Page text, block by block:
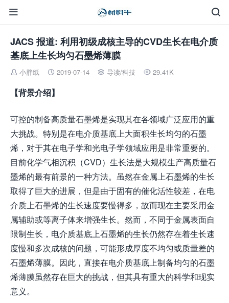


JACS 报道: 利用初级成核主导的CVD生长在电介质
基底上生长均匀石墨烯薄膜
 小胖纸  2019-07-14  导读/科技  29.41K
【背景介绍】
可控的制备高质量石墨烯是实现其在各领域广泛应用的重
大挑战。特别是在电介质基底上大面积生长均匀的石墨
烯，对于其在电子学和光电子学领域应用是非常重要的。
目前化学气相沉积（CVD）生长法是大规模生产高质量石
墨烯的最有前景的一种方法。虽然在金属上石墨烯的生长
取得了巨大的进展，但是由于固有的催化活性较差，在电
介质上石墨烯的生长速度要慢得多，故而现在主要采用金
属辅助或等离子体来增强生长。然而，不同于金属表面自
限制生长，电介质基底上石墨烯的生长仍然存在着生长速
度慢和多次成核的问题，可能形成厚度不均匀或质量差的
石墨烯薄膜。因此，直接在电介质基底上制备均匀的石墨
烯薄膜虽然存在巨大的挑战，但其具有重大的科学和现实
意义。